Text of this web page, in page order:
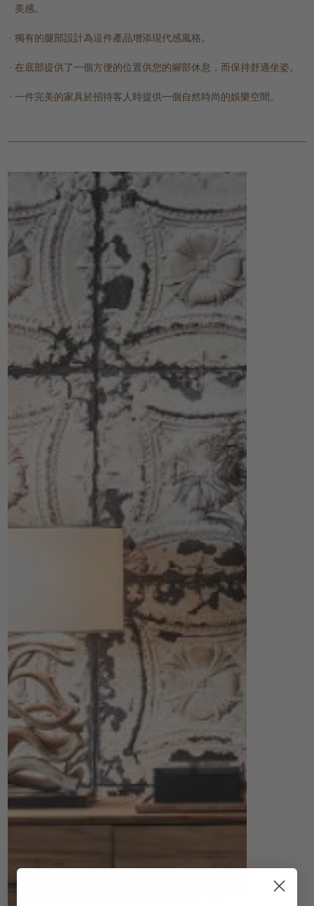
美感。
獨有的腿部設計為這件產品增添現代感風格。
在底部提供了一個方便的位置供您的腳部休息，而保持舒適坐姿。
一件完美的家具於招待客人時提供一個自然時尚的娛樂空間。